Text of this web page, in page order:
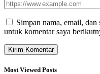
Simpan nama, email,
untuk komentar saya
Most Viewed Posts